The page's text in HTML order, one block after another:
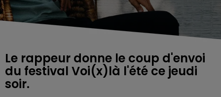
Le rappeur donne le coup d'envoi
du festival Voi(x)là l'été ce jeudi
soir.